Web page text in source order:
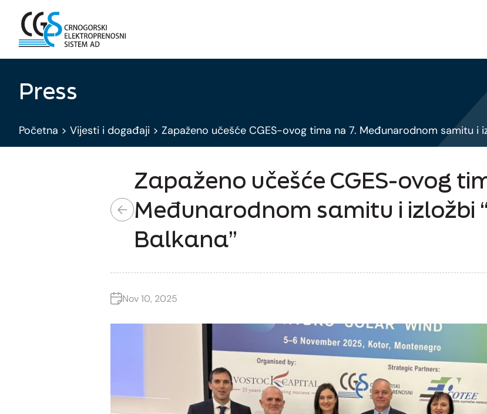
Press
Početna > Vijesti i događaji > Zapaženo učešće CGES-ovog tima na 7. Međunarodnom samitu i
Zapaženo učešće CGES-ovog
Međunarodnom samitu i izložbi
Balkana”
Nov 10, 2025